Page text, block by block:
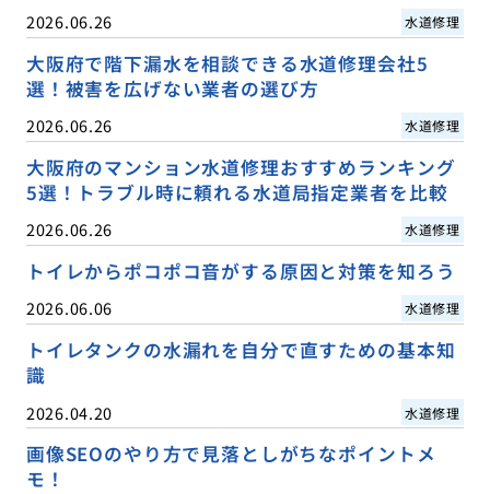
2026.06.26 水道修理
大阪府で階下漏水を相談できる水道修理会社5
選！被害を広げない業者の選び方
2026.06.26 水道修理
大阪府のマンション水道修理おすすめランキング
5選！トラブル時に頼れる水道局指定業者を比較
2026.06.26 水道修理
トイレからポコポコ音がする原因と対策を知ろう
2026.06.06 水道修理
トイレタンクの水漏れを自分で直すための基本知
識
2026.04.20 水道修理
画像SEOのやり方で見落としがちなポイントメ
モ！